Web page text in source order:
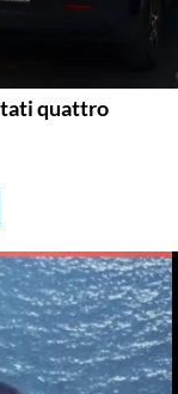
quattro